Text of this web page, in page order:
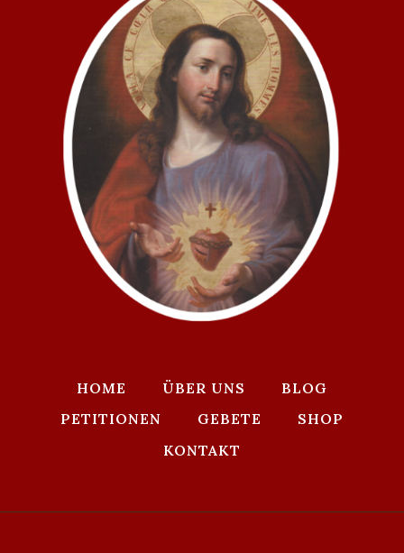
HOME ÜBER UNS
BLOG
PETITIONEN
GEBETE
SHOP
KONTAKT